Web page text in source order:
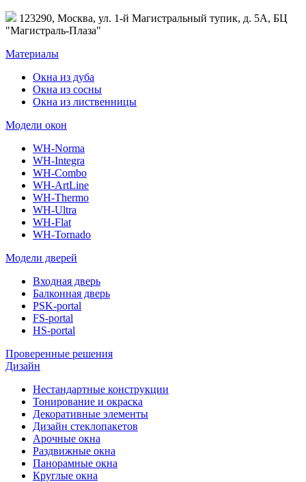
123290, Москва, ул. 1-й Магистральный тупик, д. 5А, БЦ
"Магистраль-Плаза"
Материалы
Окна из дуба
Окна из сосны
Окна из лиственницы
Модели окон
WH-Norma
WH-Integra
WH-Combo
WH-ArtLine
WH-Thermo
WH-Ultra
WH-Flat
WH-Tornado
Модели дверей
Входная дверь
Балконная дверь
PSK-portal
FS-portal
HS-portal
Проверенные решения
Дизайн
Нестандартные конструкции
Тонирование и окраска
Декоративные элементы
Дизайн стеклопакетов
Арочные окна
Раздвижные окна
Панорамные окна
Круглые окна